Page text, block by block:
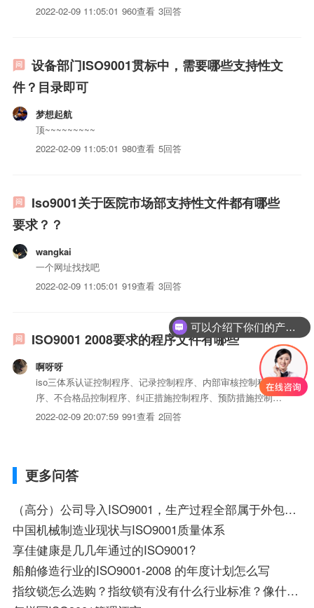
制8.5.2纠正措施8.5.3预防措施大约是这样的咯~~
2022-02-09 11:05:01 960查看 3回答
设备部门ISO9001贯标中，需要哪些支持性文
件？目录即可
梦想起航
顶~~~~~~~~~
2022-02-09 11:05:01 980查看 5回答
Iso9001关于医院市场部支持性文件都有哪些
要求？？
wangkai
一个网址找找吧
2022-02-09 11:05:01 919查看 3回答
ISO9001 2008要求的程序文件有哪些
啊呀呀
iso三体系认证控制程序、记录控制程序、内部审核控制程
序、不合格品控制程序、纠正措施控制程序、预防措施控制程
序
2022-02-09 20:07:59 991查看 2回答
更多问答
（高分）公司导入ISO9001，生产过程全部属于外包形式，该做哪些准备，注意哪些问题
中国机械制造业现状与ISO9001质量体系
享佳健康是几几年通过的ISO9001?
船舶修造行业的ISO9001-2008 的年度计划怎么写
指纹锁怎么选购？指纹锁有没有什么行业标准？像什么ISO9001质量认证之类的？
可以介绍下你们的产品么？